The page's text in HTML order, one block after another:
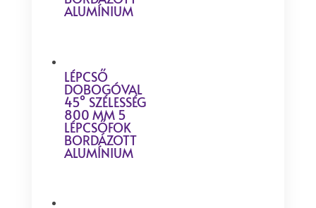
ALUMÍNIUM
LÉPCSŐ
DOBOGÓVAL
45° SZÉLESSÉG
800 MM 5
LÉPCSŐFOK
BORDÁZOTT
ALUMÍNIUM